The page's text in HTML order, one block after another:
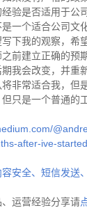
验是否适用于公
一个适合公司文
下我的观察，希
前建立正确的预期
我会改变，并重
非常适合我，但
只是一个普通的
after-ive-
安全、短信发送
运营经验分享请